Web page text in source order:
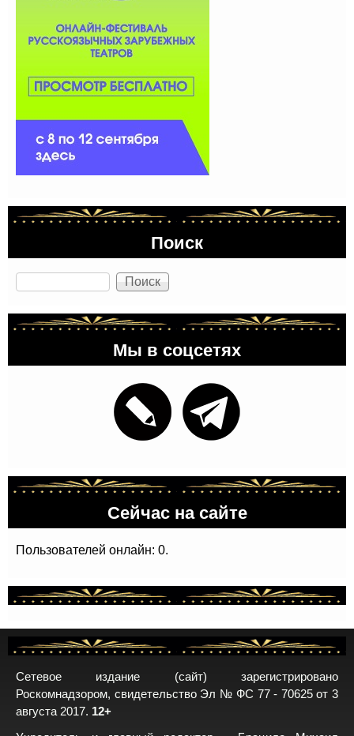
Поиск
Поиск
Мы в соцсетях
Сейчас на сайте
Пользователей онлайн: 0.
Сетевое издание (сайт) зарегистрировано
Роскомнадзором, свидетельство Эл № ФС 77 - 70625 от 3
августа 2017. 12+